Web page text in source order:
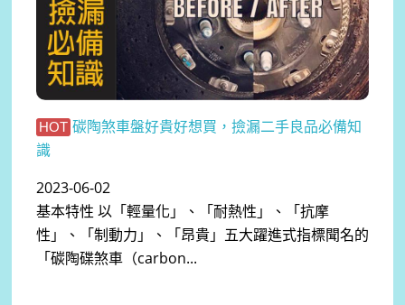
HOT 碳陶煞車盤好貴好想買，撿漏二手良品必備知
識
2023-06-02
基本特性 以「輕量化」、「耐熱性」、「抗摩
性」、「制動力」、「昂貴」五大躍進式指標聞名的
「碳陶碟煞車（carbon...